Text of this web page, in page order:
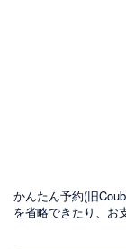
かんたん予約(旧
を省略できたり、お